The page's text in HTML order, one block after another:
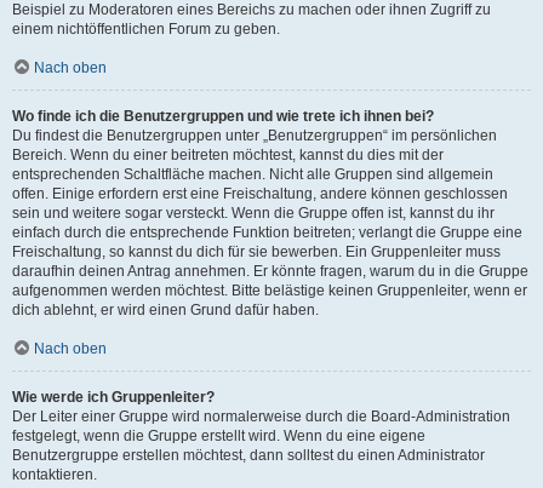
Beispiel zu Moderatoren eines Bereichs zu machen oder ihnen Zugriff zu
einem nichtöffentlichen Forum zu geben.
Nach oben
Wo finde ich die Benutzergruppen und wie trete ich ihnen bei?
Du findest die Benutzergruppen unter „Benutzergruppen“ im persönlichen
Bereich. Wenn du einer beitreten möchtest, kannst du dies mit der
entsprechenden Schaltfläche machen. Nicht alle Gruppen sind allgemein
offen. Einige erfordern erst eine Freischaltung, andere können geschlossen
sein und weitere sogar versteckt. Wenn die Gruppe offen ist, kannst du ihr
einfach durch die entsprechende Funktion beitreten; verlangt die Gruppe eine
Freischaltung, so kannst du dich für sie bewerben. Ein Gruppenleiter muss
daraufhin deinen Antrag annehmen. Er könnte fragen, warum du in die Gruppe
aufgenommen werden möchtest. Bitte belästige keinen Gruppenleiter, wenn er
dich ablehnt, er wird einen Grund dafür haben.
Nach oben
Wie werde ich Gruppenleiter?
Der Leiter einer Gruppe wird normalerweise durch die Board-Administration
festgelegt, wenn die Gruppe erstellt wird. Wenn du eine eigene
Benutzergruppe erstellen möchtest, dann solltest du einen Administrator
kontaktieren.